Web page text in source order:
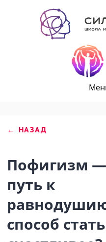
← НАЗАД
Пофигизм —
путь к
способ стать